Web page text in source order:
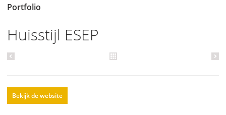
Portfolio
Huisstijl ESEP
Bekijk de website